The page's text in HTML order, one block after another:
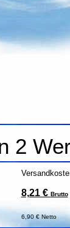
2
8,21 € Brutto
6,90 € Netto